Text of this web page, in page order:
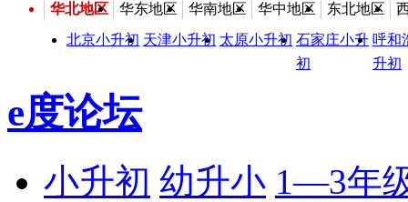
华北地区 华东地区 华南地区 华中地区 东北地区
北京小升初 天津小升初 太原小升初 石家庄小升
初
呼和
升初
e度论坛
小升初 幼升小 1—3年